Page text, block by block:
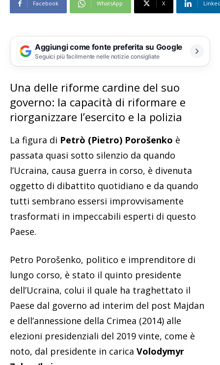
Facebook WhatsApp X
Aggiungi come fonte preferita su Google
Seguici più facilmente nelle notizie consigliate
Una delle riforme cardine del suo
governo: la capacità di riformare e
riorganizzare l’esercito e la polizia
La figura di Petrò (Pietro) Porošenko è
passata quasi sotto silenzio da quando
l’Ucraina, causa guerra in corso, è divenuta
oggetto di dibattito quotidiano e da quando
tutti sembrano essersi improvvisamente
trasformati in impeccabili esperti di questo
Paese.
Petro Porošenko, politico e imprenditore di
lungo corso, è stato il quinto presidente
dell’Ucraina, colui il quale ha traghettato il
Paese dal governo ad interim del post Majdan
e dell’annessione della Crimea (2014) alle
elezioni presidenziali del 2019 vinte, come è
noto, dal presidente in carica Volodymyr